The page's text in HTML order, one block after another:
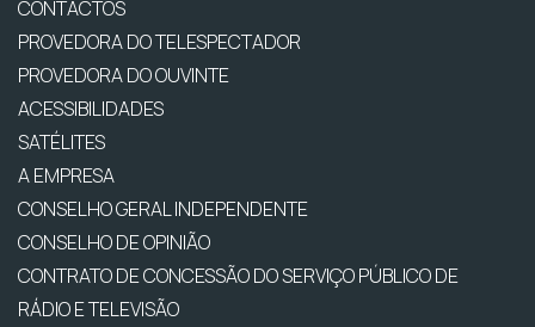
CONTACTOS
PROVEDORA DO TELESPECTADOR
PROVEDORA DO OUVINTE
ACESSIBILIDADES
SATÉLITES
A EMPRESA
CONSELHO GERAL INDEPENDENTE
CONSELHO DE OPINIÃO
CONTRATO DE CONCESSÃO DO SERVIÇO PÚBLICO DE
RÁDIO E TELEVISÃO